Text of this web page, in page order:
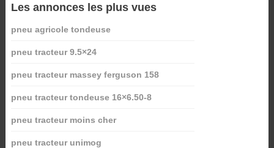
Les annonces les plus vues
pneu agricole tondeuse
pneu tracteur 9.5×24
pneu tracteur massey ferguson 158
pneu tracteur tondeuse 16×6.50-8
pneu tracteur moins cher
pneu tracteur unimog